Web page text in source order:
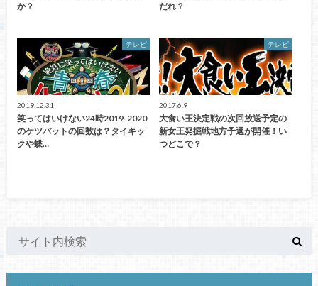
か？
だれ？
テレビ
2019.12.31
笑ってはいけない24時2019-2020
のケツバットの回数は？タイキッ
クや蝶…
テレビ
2017.6.9
大食い王決定戦の次回放送予定の
新女王発掘戦地方予選が開催！い
つどこで？